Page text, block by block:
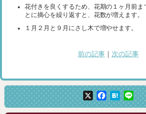
花付きを良くするため、花期の１ヶ月前
とに摘心を繰り返すと、花数が増えます。
１月２月と９月にさし木で増やせます。
前の記事 次の記事
X Facebook
Hatena